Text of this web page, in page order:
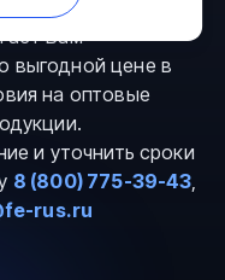
Вам
выгодной цене в
на оптовые
и уточнить сроки
8 (800) 775-39-43,
rus.ru